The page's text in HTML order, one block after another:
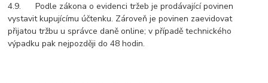
4.9. Podle zákona o evidenci tržeb je prodávající povinen
vystavit kupujícímu účtenku. Zároveň je povinen zaevidovat
přijatou tržbu u správce daně online; v případě technického
výpadku pak nejpozději do 48 hodin.